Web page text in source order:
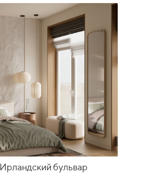
Ирландский бульвар